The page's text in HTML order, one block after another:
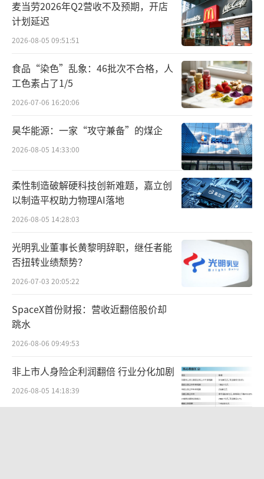
据了解，目前已经有宇树科技、智元机器
人、越疆科技、特斯拉、小鹏汽车、比亚迪、
小米等十余家行业企业公布了2026年内的量产
或大规模交付计划。
不过，优必选主打的陪伴人形机器人依然
有很多需要面临解决的问题。首先，产品主打
拟人化情感亲密交互，贴合高频监管敏感场
景，容易违反AI拟人服务相关管理规定，存在
功能整改风险。而技术层面，产品的续航能力
如何、故障率情况如何、维保成本是否高昂，
长期使用是否真的能够满足用户的需求和体
验，仍然存在较大不确定性。（责任编辑：zx0600）
麦当劳2026年Q2营收不及预期，开店
计划延迟
2026-08-05 09:51:51
食品“染色”乱象：46批次不合格，人
工色素占了1/5
2026-07-06 16:20:06
昊华能源：一家“攻守兼备”的煤企
2026-08-05 14:33:00
柔性制造破解硬科技创新难题，嘉立创
以制造平权助力物理AI落地
2026-08-05 14:28:03
光明乳业董事长黄黎明辞职，继任者能
否扭转业绩颓势？
2026-07-03 20:05:22
SpaceX首份财报：营收近翻倍股价却
跳水
2026-08-06 09:49:53
非上市人身险企利润翻倍 行业分化加剧
2026-08-05 14:18:39